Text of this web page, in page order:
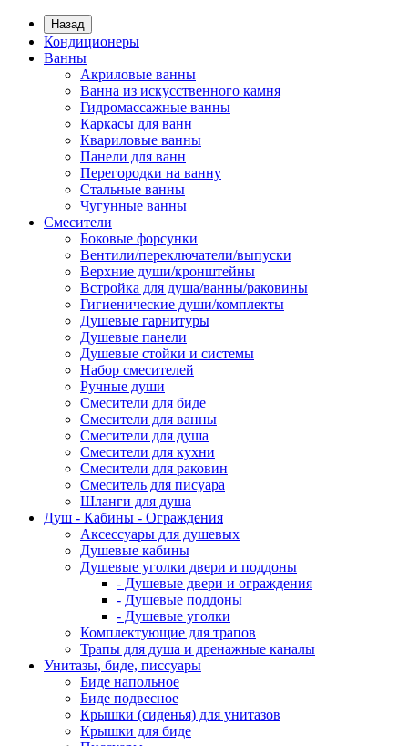
Назад
Кондиционеры
Ванны
Акриловые ванны
Ванна из искусственного камня
Гидромассажные ванны
Каркасы для ванн
Квариловые ванны
Панели для ванн
Перегородки на ванну
Стальные ванны
Чугунные ванны
Смесители
Боковые форсунки
Вентили/переключатели/выпуски
Верхние души/кронштейны
Встройка для душа/ванны/раковины
Гигиенические души/комплекты
Душевые гарнитуры
Душевые панели
Душевые стойки и системы
Набор смесителей
Ручные души
Смесители для биде
Смесители для ванны
Смесители для душа
Смесители для кухни
Смесители для раковин
Смеситель для писуара
Шланги для душа
Душ - Кабины - Ограждения
Аксессуары для душевых
Душевые кабины
Душевые уголки двери и поддоны
- Душевые двери и ограждения
- Душевые поддоны
- Душевые уголки
Комплектующие для трапов
Трапы для душа и дренажные каналы
Унитазы, биде, писсуары
Биде напольное
Биде подвесное
Крышки (сиденья) для унитазов
Крышки для биде